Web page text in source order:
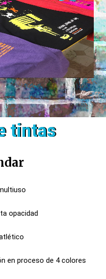
tintas
opacidad
en proceso de 4 colores